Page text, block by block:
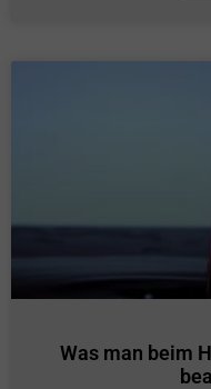
Was man beim